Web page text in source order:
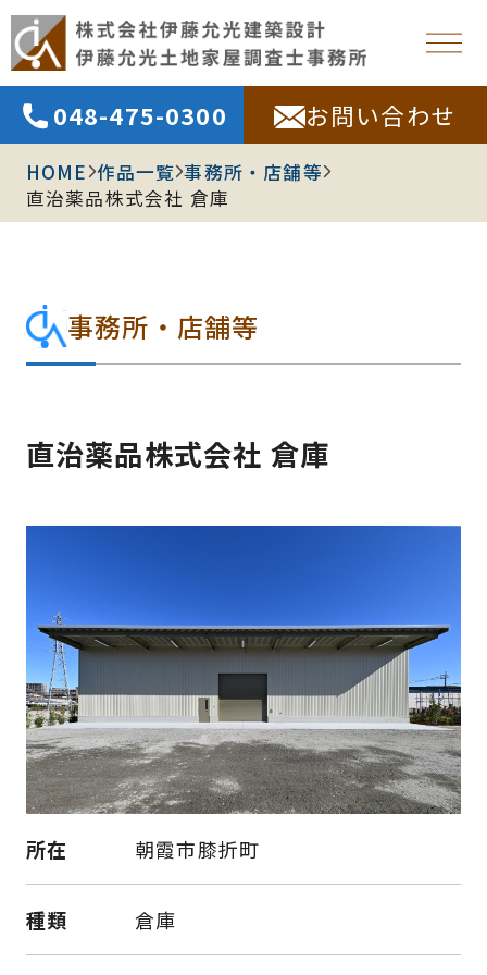
048-475-0300 お問い合わせ
HOME 作品一覧 事務所・店舗等
直治薬品株式会社 倉庫
事務所・店舗等
直治薬品株式会社 倉庫
所在 朝霞市膝折町
種類 倉庫